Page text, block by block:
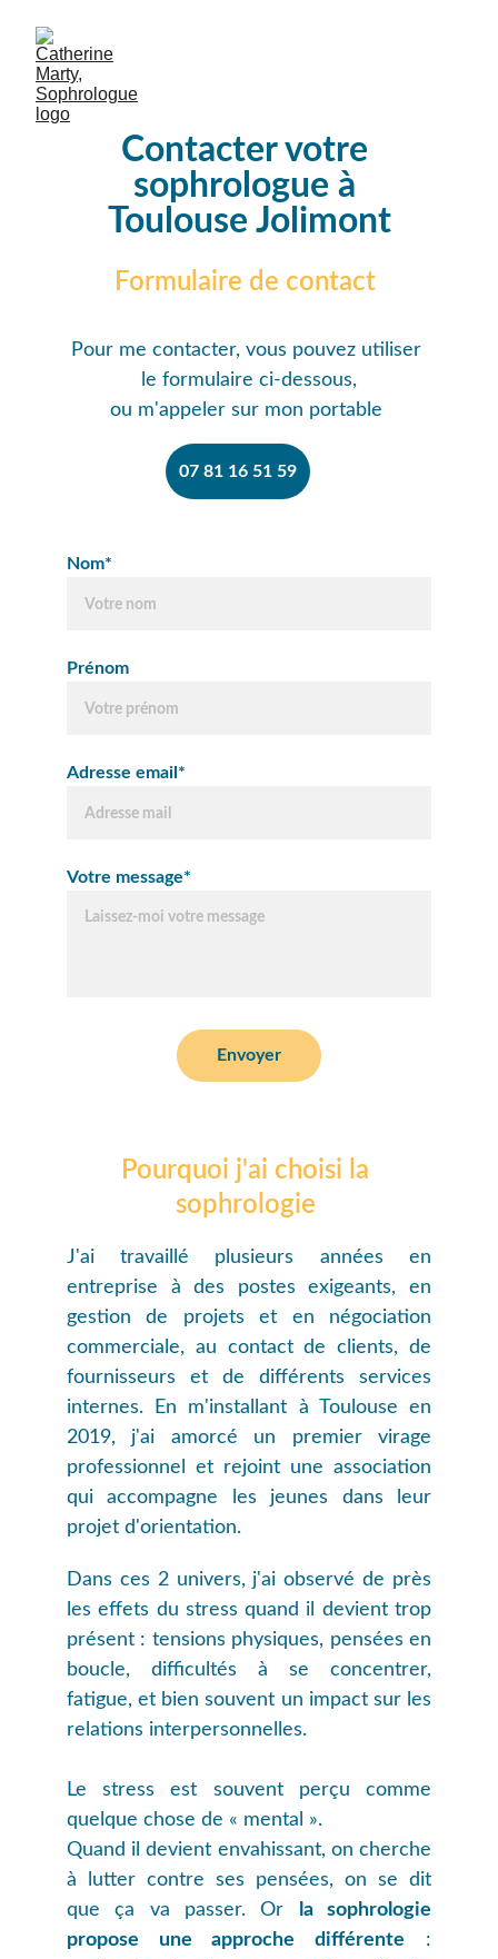
Contacter votre
sophrologue à
Toulouse Jolimont
Nom*
Prénom
Adresse email*
Votre message*
Envoyer
Formulaire de contact
Pour me contacter, vous pouvez utiliser
le formulaire ci-dessous,
ou m'appeler sur mon portable
07 81 16 51 59
J'ai travaillé plusieurs années en
entreprise à des postes exigeants, en
gestion de projets et en négociation
commerciale, au contact de clients, de
fournisseurs et de différents services
internes. En m'installant à Toulouse en
2019, j'ai amorcé un premier virage
professionnel et rejoint une association
qui accompagne les jeunes dans leur
projet d'orientation.
Dans ces 2 univers, j'ai observé de près
les effets du stress quand il devient trop
présent : tensions physiques, pensées en
boucle, difficultés à se concentrer,
fatigue, et bien souvent un impact sur les
relations interpersonnelles.
Le stress est souvent perçu comme
quelque chose de « mental ».
Quand il devient envahissant, on cherche
à lutter contre ses pensées, on se dit
que ça va passer. Or
la sophrologie
propose une approche différente :
Pourquoi j'ai choisi la
sophrologie